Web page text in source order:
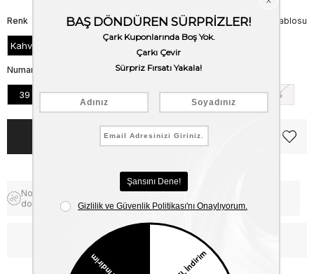
Beden Tablosu
Renk
Kahve Süet
Numara
39 40 41 42 43 44 45
Notify me when the price goes
down
WhatsApp’tan Bilgi Al